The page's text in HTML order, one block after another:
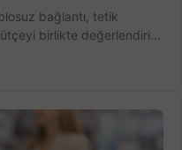
bağlantı, tetik
birlikte değerlendirin;